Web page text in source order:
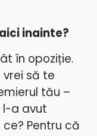
inainte?
în opoziție.
să te
tău –
l-a avut
Pentru că